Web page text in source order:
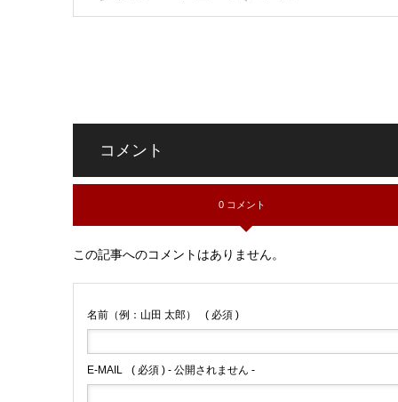
コメント
0 コメント
この記事へのコメントはありません。
名前（例：山田 太郎） ( 必須 )
E-MAIL ( 必須 ) - 公開されません -